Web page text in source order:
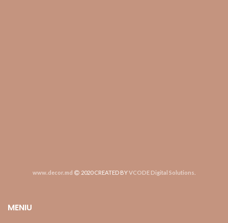
www.decor.md 2020 CREATED BYVCODE Digital Solutions
MENIU